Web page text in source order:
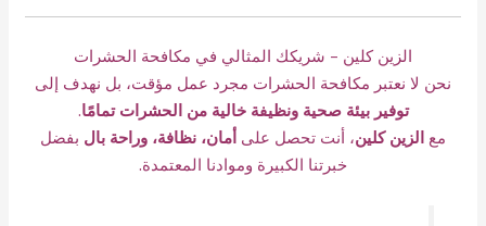
الزين كلين – شريكك المثالي في مكافحة الحشرات
نحن لا نعتبر مكافحة الحشرات مجرد عمل مؤقت، بل نهدف إلى
توفير بيئة صحية ونظيفة خالية من الحشرات تمامًا.
مع الزين كلين، أنت تحصل على أمان، نظافة، وراحة بال بفضل
خبرتنا الكبيرة وموادنا المعتمدة.